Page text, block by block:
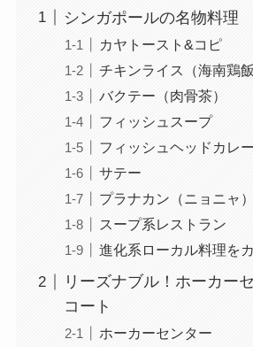
シンガポールの名物料理
カヤトースト&コピ
チキンライス（海南鶏飯
バクテー（肉骨茶）
フィッシュスープ
フィッシュヘッドカレー
サテー
プラナカン（ニョニャ
スープ系レストラン
進化系ローカル料理を
リーズナブル！ホーカー
コート
ホーカーセンター